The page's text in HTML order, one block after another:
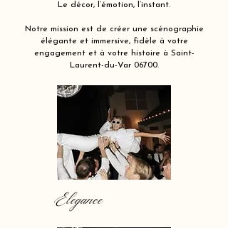
Le décor, l’émotion, l’instant.
Notre mission est de créer une scénographie
élégante et immersive, fidèle à votre
engagement et à votre histoire à Saint-
Laurent-du-Var 06700.
Elegance